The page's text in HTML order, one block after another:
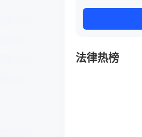
法律热榜